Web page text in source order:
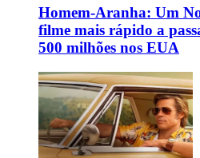
Homem-Aranha: Um
filme mais rápido a
500 milhões nos EUA